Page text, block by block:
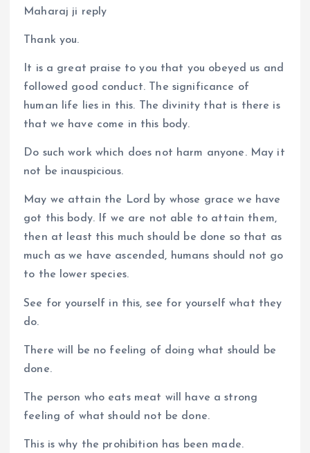
Maharaj ji reply
Thank you.
It is a great praise to you that you obeyed us and
followed good conduct. The significance of
human life lies in this. The divinity that is there is
that we have come in this body.
Do such work which does not harm anyone. May it
not be inauspicious.
May we attain the Lord by whose grace we have
got this body. If we are not able to attain them,
then at least this much should be done so that as
much as we have ascended, humans should not go
to the lower species.
See for yourself in this, see for yourself what they
do.
There will be no feeling of doing what should be
done.
The person who eats meat will have a strong
feeling of what should not be done.
This is why the prohibition has been made.